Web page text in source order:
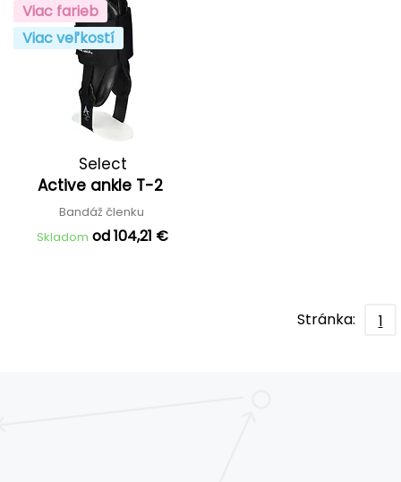
Viac farieb
Viac veľkostí
Select
Active ankle T-2
Bandáž členku
Skladom od 104,21 €
Stránka: 1